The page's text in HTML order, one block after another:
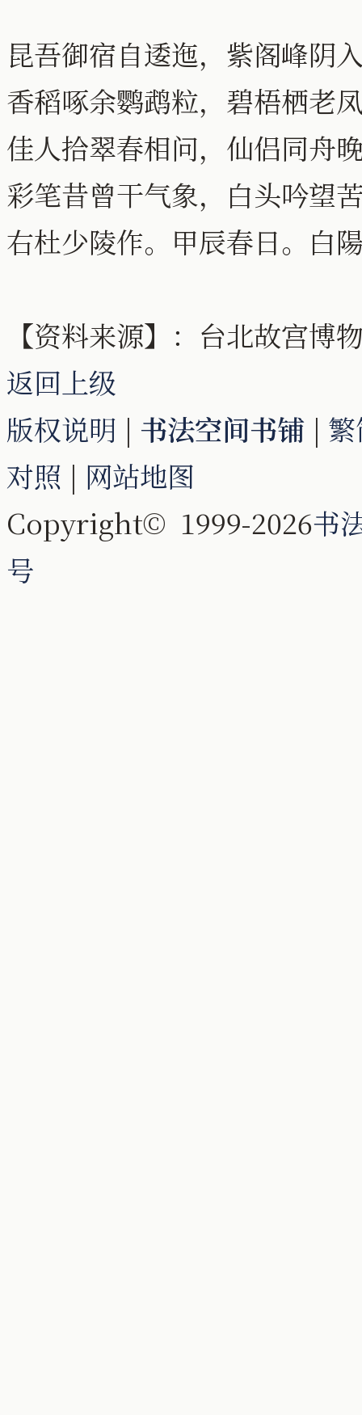
昆吾御宿自逶迤，紫阁峰阴
香稻啄余鹦鹉粒，碧梧栖老
佳人拾翠春相问，仙侣同舟
彩笔昔曾干气象，白头吟望
右杜少陵作。甲辰春日。白
【资料来源】：台北故宫
返回上级
版权说明 | 书法空间书铺 |
对照 | 网站地图
Copyright© 1999-2026书
号